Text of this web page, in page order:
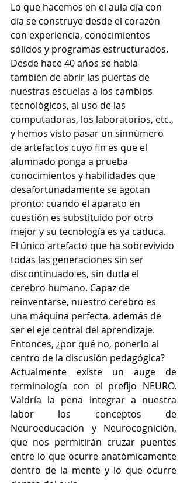
Lo que hacemos en el aula día con
día se construye desde el corazón
con experiencia, conocimientos
sólidos y programas estructurados.
Desde hace 40 años se habla
también de abrir las puertas de
nuestras escuelas a los cambios
tecnológicos, al uso de las
computadoras, los laboratorios, etc.,
y hemos visto pasar un sinnúmero
de artefactos cuyo fin es que el
alumnado ponga a prueba
conocimientos y habilidades que
desafortunadamente se agotan
pronto: cuando el aparato en
cuestión es substituido por otro
mejor y su tecnología es ya caduca.
El único artefacto que ha sobrevivido
todas las generaciones sin ser
discontinuado es, sin duda el
cerebro humano. Capaz de
reinventarse, nuestro cerebro es
una máquina perfecta, además de
ser el eje central del aprendizaje.
Entonces, ¿por qué no, ponerlo al
centro de la discusión pedagógica?
Actualmente existe un auge de
terminología con el prefijo NEURO.
Valdría la pena integrar a nuestra
labor los conceptos de
Neuroeducación y Neurocognición,
que nos permitirán cruzar puentes
entre lo que ocurre anatómicamente
dentro de la mente y lo que ocurre